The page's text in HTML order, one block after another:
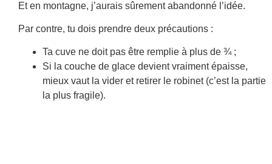
Et en montagne, j’aurais sûrement abandonné l’idée.
Par contre, tu dois prendre deux précautions :
Ta cuve ne doit pas être remplie à plus de ¾ ;
Si la couche de glace devient vraiment épaisse,
mieux vaut la vider et retirer le robinet (c’est la partie
la plus fragile).